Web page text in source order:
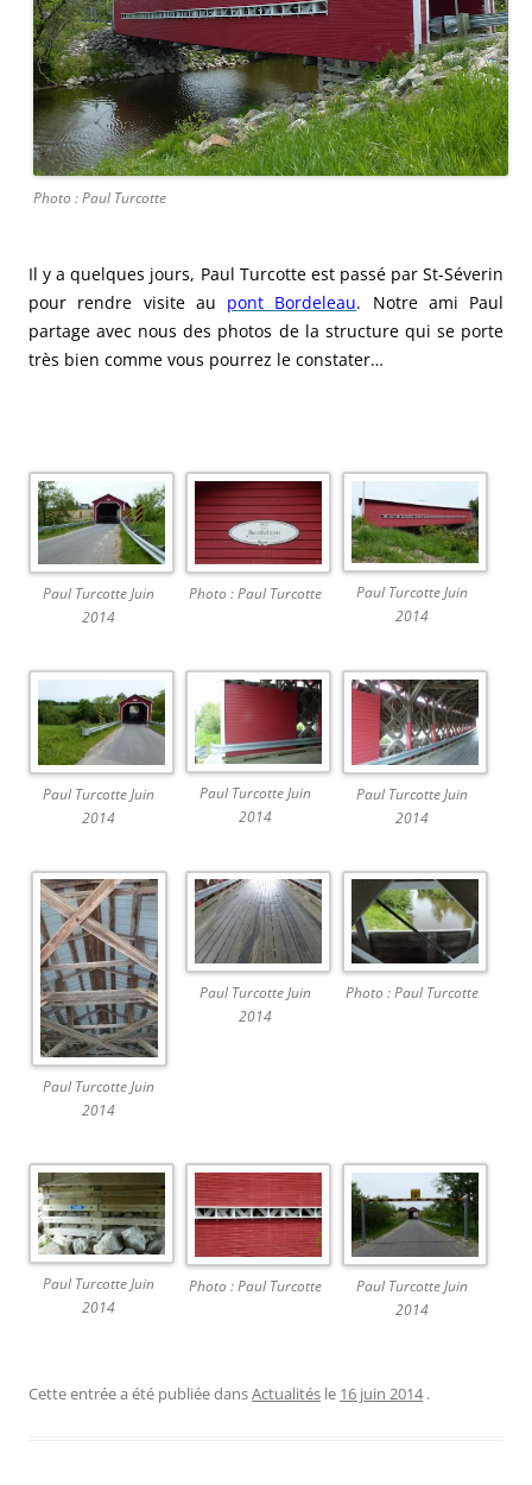
Photo : Paul Turcotte
Il y a quelques jours, Paul Turcotte est passé par St-Séverin
pour rendre visite au pont Bordeleau. Notre ami Paul
partage avec nous des photos de la structure qui se porte
très bien comme vous pourrez le constater…
Paul Turcotte Juin
2014
Photo : Paul Turcotte
Paul Turcotte Juin
2014
Paul Turcotte Juin
2014
Paul Turcotte Juin
2014
Paul Turcotte Juin
2014
Paul Turcotte Juin
2014
Paul Turcotte Juin
2014
Photo : Paul Turcotte
Paul Turcotte Juin
2014
Photo : Paul Turcotte
Paul Turcotte Juin
2014
Cette entrée a été publiée dansActualités le 16 juin 2014 .